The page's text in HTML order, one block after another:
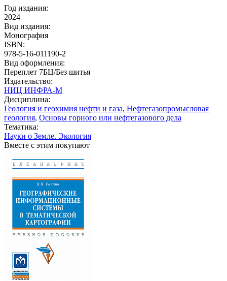
Год издания:
2024
Вид издания:
Монография
ISBN:
978-5-16-011190-2
Вид оформления:
Переплет 7БЦ/Без шитья
Издательство:
НИЦ ИНФРА-М
Дисциплина:
Геология и геохимия нефти и газа, Нефтегазопромысловая
геология, Основы горного или нефтегазового дела
Тематика:
Науки о Земле. Экология
Вместе с этим покупают